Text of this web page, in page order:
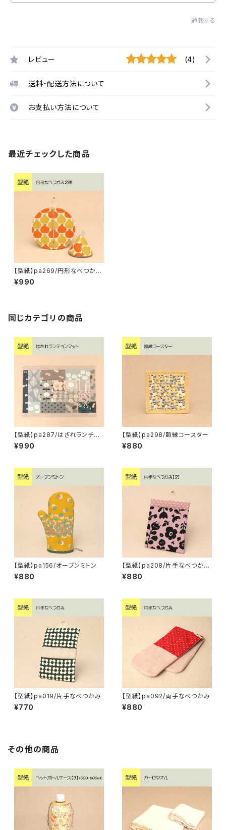
通報する
レビュー (4)
送料・配送方法について
お支払い方法について
最近チェックした商品
【型紙】pa269/円形なべつかみ
2種
¥990
同じカテゴリの商品
【型紙】pa287/はぎれランチョ
ンマット
¥990
【型紙】pa298/額縁コースター
¥880
【型紙】pa156/オーブンミトン
¥880
【型紙】pa208/片手なべつかみ
【2】
¥880
【型紙】pa019/片手なべつかみ
¥770
【型紙】pa092/両手なべつかみ
¥880
その他の商品